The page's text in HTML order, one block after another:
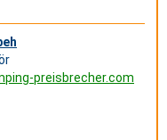
preisbrecher.com